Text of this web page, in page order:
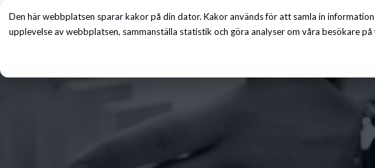
Den här webbplatsen sparar kakor på din dator. Kakor används för att samla in
upplevelse av webbplatsen, sammanställa statistik och göra analyser om våra besökare
Tjänster Insikter